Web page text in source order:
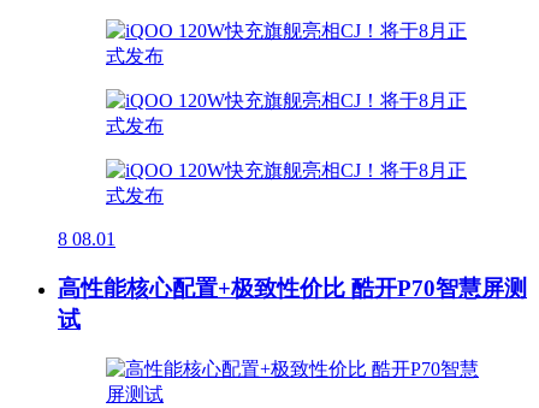
8 08.01
高性能核心配置+极致性价比 酷开P70智慧屏测
试